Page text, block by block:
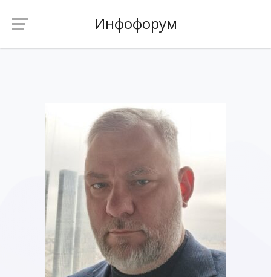
Инфофорум